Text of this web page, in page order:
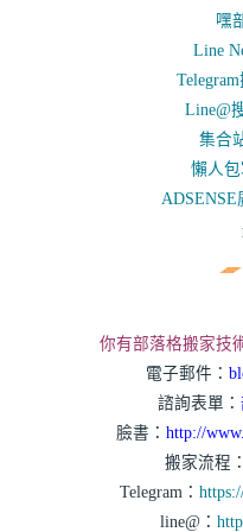
嘿
Line
Line@
集合
懶人
你有部落格搬家技
電子郵件：
諮詢表單：
臉書： http://
搬家流程：
Telegram：
line@：